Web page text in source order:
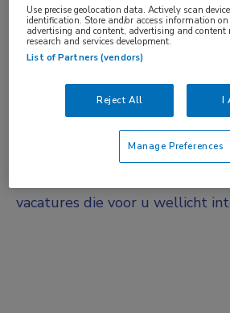
Niet nader bepaald
DIENSTVERBAND
Niet nader bepaald
Vacature niet
Deze vacature bij is niet meer
vacatures die voor u wellicht
Use precise geolocation data. Actively scan
identification. Store and/or access information on
advertising and content, advertising and content
research and services development.
List of Partners (vendors)
Reject All I
Manage Preferences